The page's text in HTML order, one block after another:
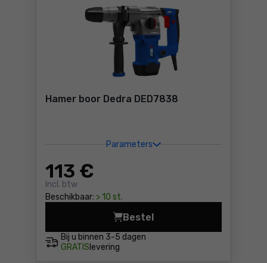
Hamer boor Dedra DED7838
Parameters
113 €
Incl. btw
Beschikbaar: > 10 st.
Bij u binnen 3-5 dagen
GRATIS levering
Bestel
Hamer boor Dedra